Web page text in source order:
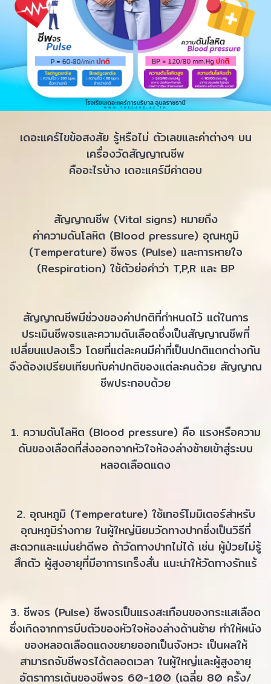
เดอะแคร์ไขข้อสงสัย รู้หรือไม่ ตัวเลขและค่าต่างๆ บน
เครื่องวัดสัญญาณชีพ
คืออะไรบ้าง เดอะแคร์มีคำตอบ
สัญญาณชีพ (Vital signs) หมายถึง
ค่าความดันโลหิต (Blood pressure) อุณหภูมิ
(Temperature) ชีพจร (Pulse) และการหายใจ
(Respiration) ใช้ตัวย่อคำว่า T,P,R และ BP
สัญญาณชีพมีช่วงของค่าปกติที่กำหนดไว้ แต่ในการ
ประเมินชีพจรและความดันเลือดซึ่งเป็นสัญญาณชีพที่
เปลี่ยนแปลงเร็ว โดยที่แต่ละคนมีค่าที่เป็นปกติแตกต่างกัน
จึงต้องเปรียบเทียบกับค่าปกติของแต่ละคนด้วย สัญญาณ
ชีพประกอบด้วย
1. ความดันโลหิต (Blood pressure) คือ แรงหรือความ
ดันของเลือดที่ส่งออกจากหัวใจห้องล่างซ้ายเข้าสู่ระบบ
หลอดเลือดแดง
2. อุณหภูมิ (Temperature) ใช้เทอร์โมมิเตอร์สำหรับ
อุณหภูมิร่างกาย ในผู้ใหญ่นิยมวัดทางปากซึ่งเป็นวิธีที่
สะดวกและแม่นยำดีพอ ถ้าวัดทางปากไม่ได้ เช่น ผู้ป่วยไม่รู้
สึกตัว ผู้สูงอายุที่มีอาการเกร็งสั่น แนะนำให้วัดทางรักแร้
3. ชีพจร (Pulse) ชีพจรเป็นแรงสะเทือนของกระแสเลือด
ซึ่งเกิดจากการบีบตัวของหัวใจห้องล่างด้านซ้าย ทำให้ผนัง
ของหลอดเลือดแดงขยายออกเป็นจังหวะ เป็นผลให้
สามารถจับชีพจรได้ตลอดเวลา ในผู้ใหญ่และผู้สูงอายุ
อัตราการเต้นของชีพจร 60-100 (เฉลี่ย 80 ครั้ง/